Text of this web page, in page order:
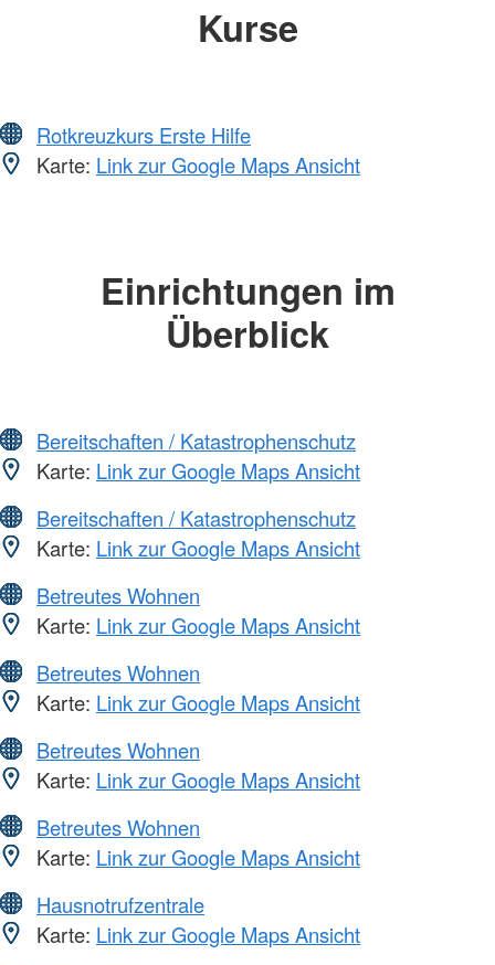
Kurse
Rotkreuzkurs Erste Hilfe
Karte: Link zur Google Maps Ansicht
Einrichtungen im
Überblick
Bereitschaften / Katastrophenschutz
Karte: Link zur Google Maps Ansicht
Bereitschaften / Katastrophenschutz
Karte: Link zur Google Maps Ansicht
Betreutes Wohnen
Karte: Link zur Google Maps Ansicht
Betreutes Wohnen
Karte: Link zur Google Maps Ansicht
Betreutes Wohnen
Karte: Link zur Google Maps Ansicht
Betreutes Wohnen
Karte: Link zur Google Maps Ansicht
Hausnotrufzentrale
Karte: Link zur Google Maps Ansicht